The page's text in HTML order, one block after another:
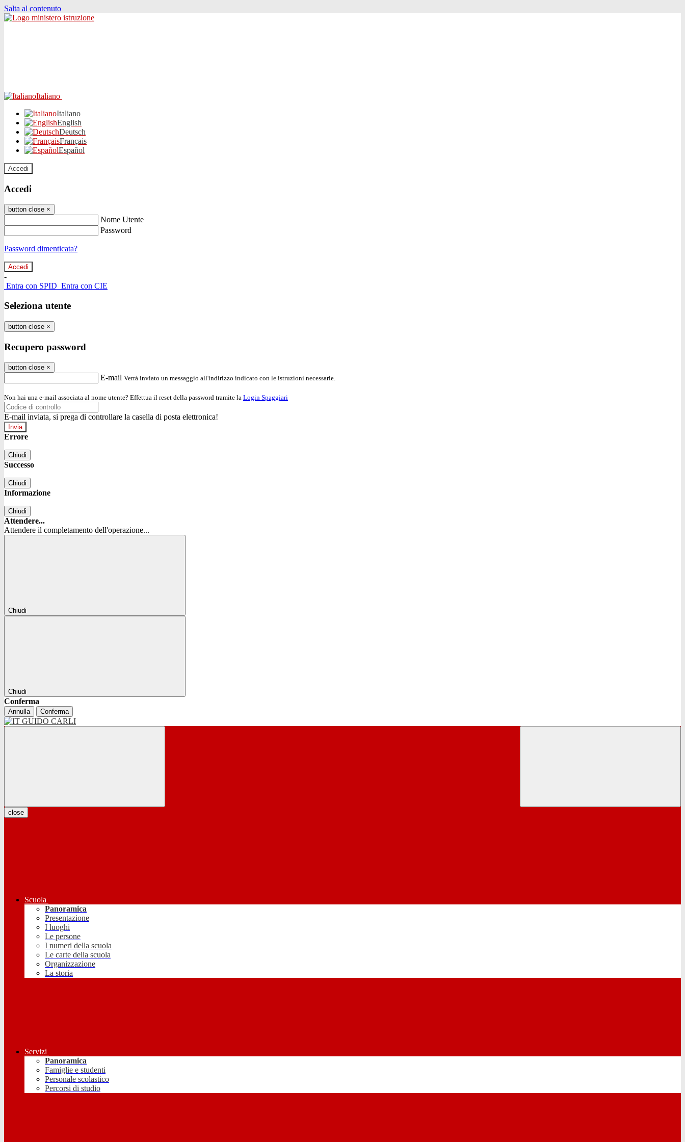
Salta al contenuto
Italiano
Italiano
English
Deutsch
Français
Español
Accedi
Accedi
button close ×
Nome Utente
Password
Password dimenticata?
-
Entra con SPID Entra con CIE
Seleziona utente
button close ×
Recupero password
button close ×
E-mail Verrà inviato un messaggio all'indirizzo indicato con le istruzioni necessarie.
Non hai una e-mail associata al nome utente? Effettua il reset della password tramite la Login Spaggiari
E-mail inviata, si prega di controllare la casella di posta elettronica!
Errore
Chiudi
Successo
Chiudi
Informazione
Chiudi
Attendere...
Attendere il completamento dell'operazione...
Chiudi
Chiudi
Conferma
Annulla Conferma
close
Scuola
Panoramica
Presentazione
I luoghi
Le persone
I numeri della scuola
Le carte della scuola
Organizzazione
La storia
Servizi
Panoramica
Famiglie e studenti
Personale scolastico
Percorsi di studio